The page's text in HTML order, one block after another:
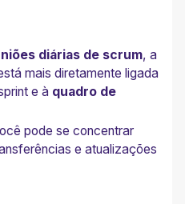
diárias de scrum, a
mais diretamente ligada
e à quadro de
pode se concentrar
e atualizações